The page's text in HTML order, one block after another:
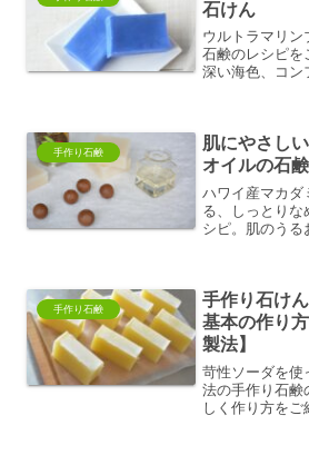
石けん
ウルトラマリン
石鹸のレシピを
深い海色、コン
手作り石鹸
肌にやさし
オイルの石
ハワイ産マカダ
る、しっとりな
シピ。肌のうる
手作り石鹸
手作り石け
基本の作り
製法】
苛性ソーダを使
法の手作り石鹸
しく作り方をご